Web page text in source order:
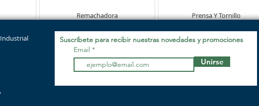
Remachadora Prensa Y Tornillo
Industrial
Suscríbete para recibir nuestras novedades y promociones
Email
Unirse